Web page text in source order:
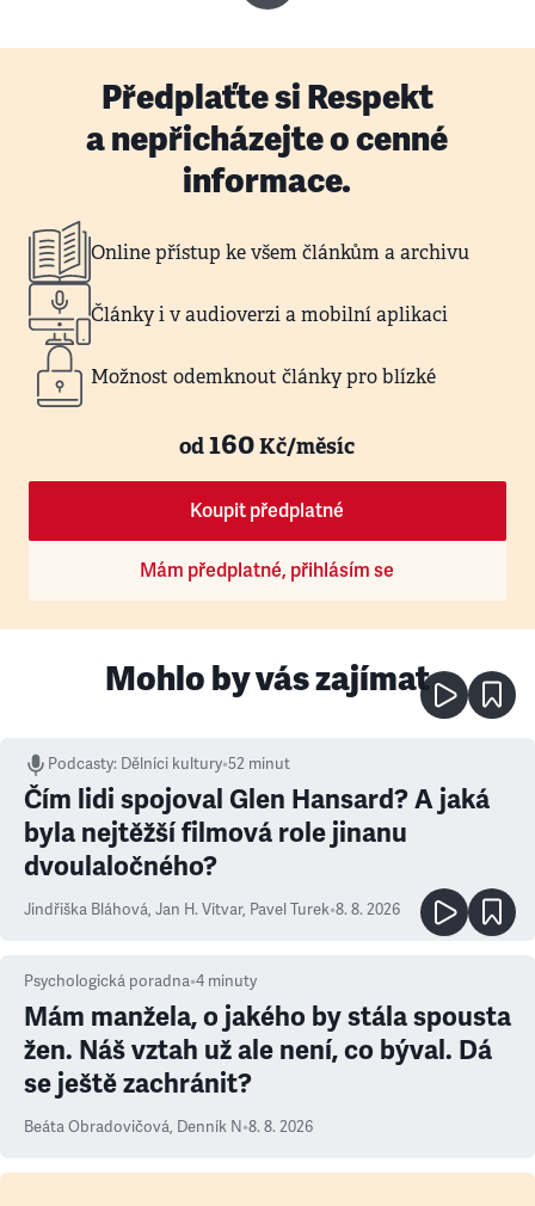
Předplaťte si Respekt
a nepřicházejte o cenné
informace.
Online přístup ke všem článkům a archivu
Články i v audioverzi a mobilní aplikaci
Možnost odemknout články pro blízké
od160Kč/měsíc
Koupit předplatné
Mám předplatné, přihlásím se
Mohlo by vás zajímat
Podcasty: Dělníci kultury•52 minut
Čím lidi spojoval Glen Hansard? A jaká
byla nejtěžší filmová role jinanu
dvoulaločného?
Jindřiška Bláhová, Jan H. Vitvar, Pavel Turek•8. 8. 2026
Psychologická poradna•4 minuty
Mám manžela, o jakého by stála spousta
žen. Náš vztah už ale není, co býval. Dá
se ještě zachránit?
Beáta Obradovičová, Denník N•8. 8. 2026